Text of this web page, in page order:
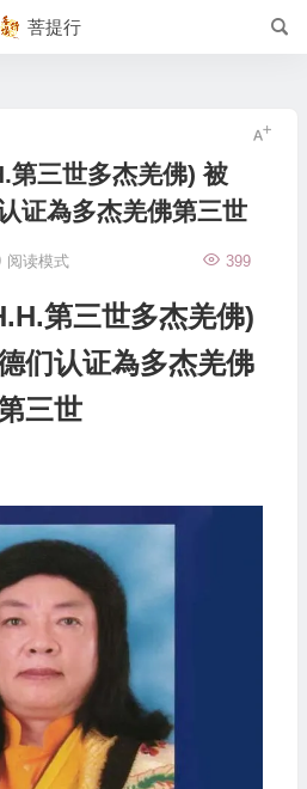
菩提行
第三世多杰羌佛) 被
证為多杰羌佛第三世
399
阅读模式
第三世多杰羌佛)
们认证為多杰羌佛
三世